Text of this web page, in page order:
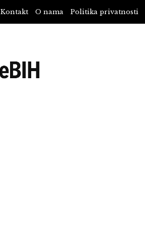
Kontakt O nama Politika privatnosti